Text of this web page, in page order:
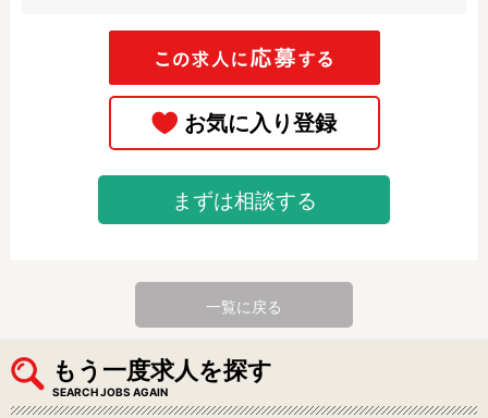
まずは相談する
一覧に戻る
もう一度求人を探す
SEARCH JOBS AGAIN